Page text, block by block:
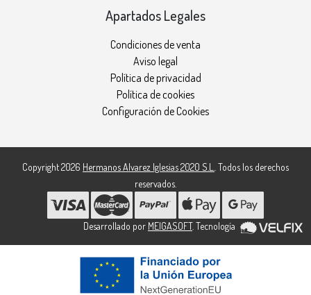
Apartados Legales
Condiciones de venta
Aviso legal
Política de privacidad
Política de cookies
Configuración de Cookies
Copyright 2026 Hermanos Alvarez Iglesias 2020 S.L.. Todos los derechos
reservados.
Desarrollado por MEIGASOFT. Tecnología